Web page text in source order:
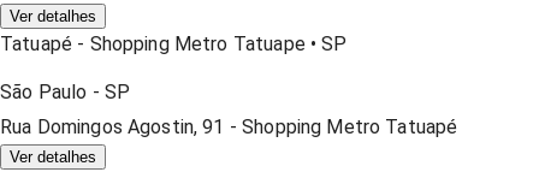
Ver detalhes
Tatuapé - Shopping Metro Tatuape• SP
São Paulo - SP
Rua Domingos Agostin, 91 - Shopping Metro Tatuapé
Ver detalhes